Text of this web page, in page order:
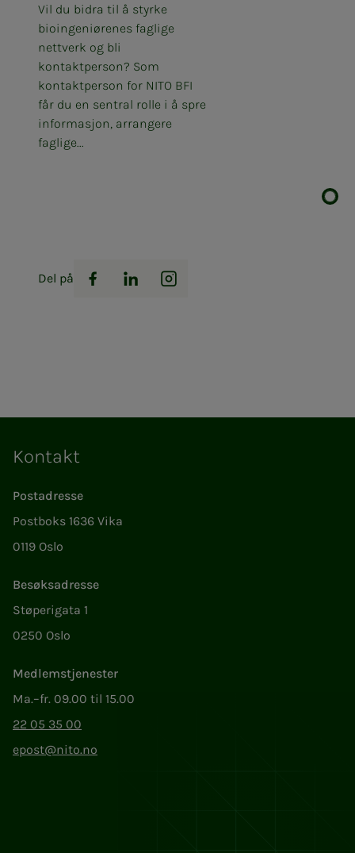
Vil du bidra til å styrke
bioingeniørenes faglige
nettverk og bli
kontaktperson? Som
kontaktperson for NITO BFI
får du en sentral rolle i å spre
informasjon, arrangere
faglige...
Del på
Facebook
LinkedInInstagram
Kontakt
Postadresse
Postboks 1636 Vika
0119 Oslo
Besøksadresse
Støperigata 1
0250 Oslo
Medlemstjenester
Ma.–fr. 09.00 til 15.00
22 05 35 00
epost@nito.no